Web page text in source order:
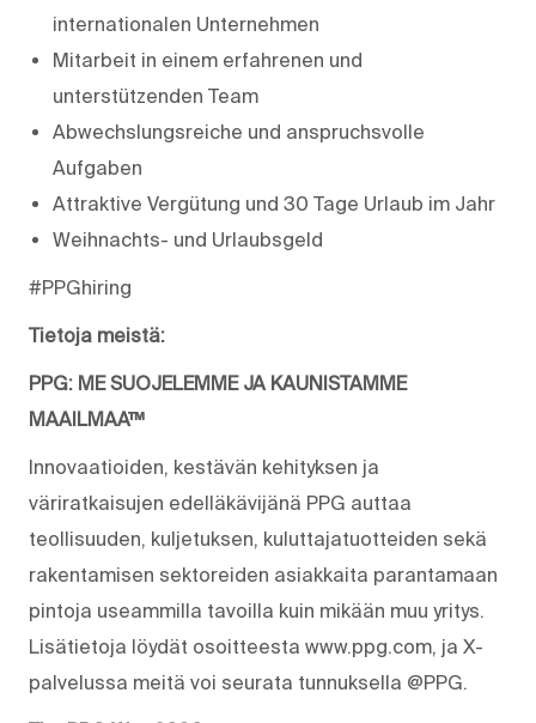
internationalen Unternehmen
Mitarbeit in einem erfahrenen und
unterstützenden Team
Abwechslungsreiche und anspruchsvolle
Aufgaben
Attraktive Vergütung und 30 Tage Urlaub im Jahr
Weihnachts- und Urlaubsgeld
#PPGhiring
Tietoja meistä:
PPG: ME SUOJELEMME JA KAUNISTAMME
MAAILMAA™
Innovaatioiden, kestävän kehityksen ja
väriratkaisujen edelläkävijänä PPG auttaa
teollisuuden, kuljetuksen, kuluttajatuotteiden sekä
rakentamisen sektoreiden asiakkaita parantamaan
pintoja useammilla tavoilla kuin mikään muu yritys.
Lisätietoja löydät osoitteesta www.ppg.com, ja X-
palvelussa meitä voi seurata tunnuksella @PPG.